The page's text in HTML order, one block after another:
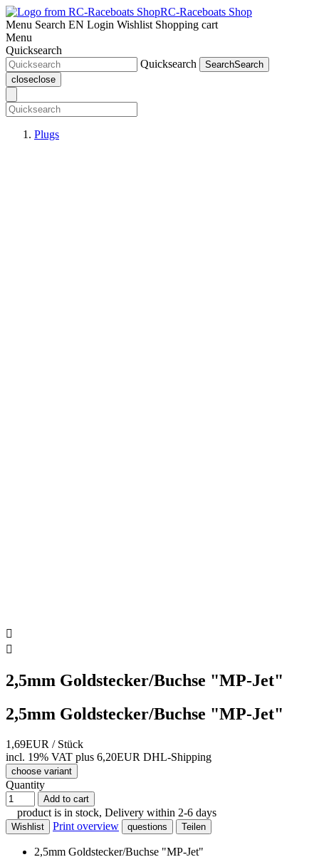
RC-Raceboats Shop
Menu Search EN Login Wishlist Shopping cart
Menu
Quicksearch
Quicksearch
SearchSearch
closeclose
Plugs


2,5mm Goldstecker/Buchse "MP-Jet"
2,5mm Goldstecker/Buchse "MP-Jet"
1,69EUR / Stück
incl. 19% VAT plus 6,20EUR DHL-Shipping
choose variant
Quantity
Add to cart
product is in stock, Delivery within 2-6 days
Wishlist Print overview questions Teilen
2,5mm Goldstecker/Buchse "MP-Jet"